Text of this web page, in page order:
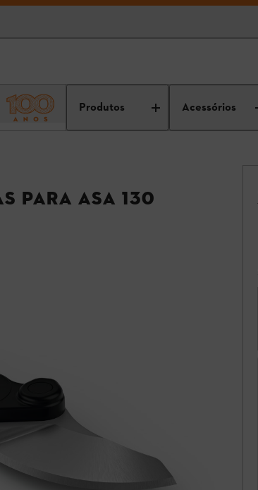
Produtos Acessórios
ASA 130